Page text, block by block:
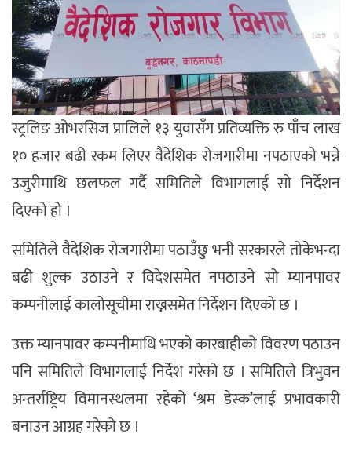
स्ट्रलिङ ओभरसिज प्रालिले १३ युवासँग प्रतिव्यक्ति रु पाँच लाख
१० हजार बढी रकम लिएर वैदेशिक रोजगारीमा नपठाएको भन्ने
उजुरीमाथि छलफल गर्दै समितिले विभागलाई सो निर्देशन
दिएको हो ।
समितिले वैदेशिक रोजगारीमा पठाउँछु भनी सरकारले तोकेभन्दा
बढी शुल्क उठाउने र विदेशसमेत नपठाउने सो म्यानपावर
कम्पनीलाई कालोसूचीमा राख्नसमेत निर्देशन दिएको छ ।
उक्त म्यानपावर कम्पनीमाथि भएको कारबाहीको विवरण पठाउन
पनि समितिले विभागलाई निर्देश गरेको छ । समितिले त्रिभुवन
अन्तर्राष्ट्रिय विमानस्थलमा रहेको ‘श्रम डेस्क’लाई प्रभावकारी
बनाउन आग्रह गरेको छ ।